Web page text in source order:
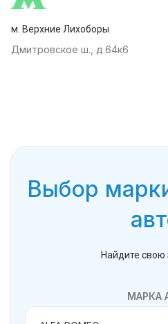
м. Верхние Лихоборы
Дмитровское ш., д.64к6
Выбор
Найдите свою
МАРКА